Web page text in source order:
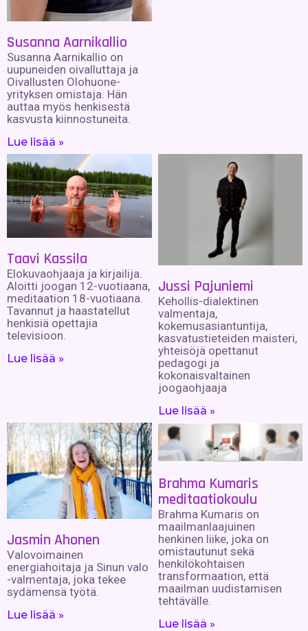
Susanna Aarnikallio
Susanna Aarnikallio on
uupuneiden oivalluttaja ja
Oivallusten Olohuone-
yrityksen omistaja. Hän
auttaa myös henkisestä
kasvusta kiinnostuneita.
Lue lisää »
Taavi Kassila
Elokuvaohjaaja ja kirjailija.
Aloitti joogan 12-vuotiaana,
meditaation 18-vuotiaana.
Tavannut ja haastatellut
henkisiä opettajia
televisioon.
Lue lisää »
Jussi Pajuniemi
Kehollis-dialektinen
valmentaja,
kokemusasiantuntija,
kasvatustieteiden maisteri,
yhteisöjä opettanut
pedagogi ja
kokonaisvaltainen
joogaohjaaja
Lue lisää »
Jasmin Ahonen
Valovoimainen
energiahoitaja ja Sinun valo
-valmentaja, joka tekee
sydämensä työtä.
Lue lisää »
Brahma Kumaris
meditaatiokoulu
Brahma Kumaris on
maailmanlaajuinen
henkinen liike, joka on
omistautunut sekä
henkilökohtaisen
transformaation, että
maailman uudistamisen
tehtävälle.
Lue lisää »